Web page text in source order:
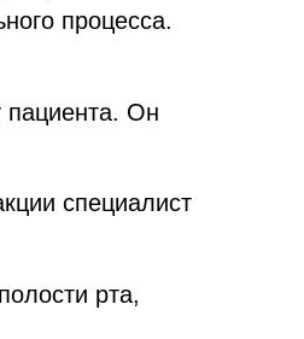
процесса.
пациента. Он
специалист
рта,